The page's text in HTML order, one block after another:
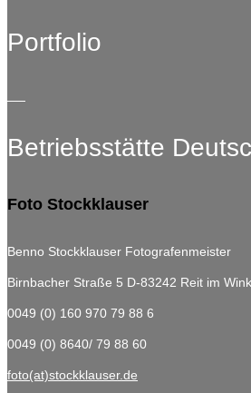
Portfolio
Betriebsstätte
Foto Stockklauser
Benno Stockklauser Fotografenmeister
Birnbacher Straße 5 D-83242 Reit im
0049 (0) 160 970 79 88 6
0049 (0) 8640/ 79 88 60
foto(at)stockklauser.de